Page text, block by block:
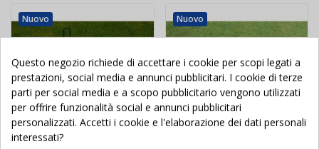
Nuovo Nuovo
Questo negozio richiede di accettare i cookie per scopi legati a
prestazioni, social media e annunci pubblicitari. I cookie di terze
parti per social media e a scopo pubblicitario vengono utilizzati
per offrire funzionalità social e annunci pubblicitari
personalizzati. Accetti i cookie e l'elaborazione dei dati personali
interessati?